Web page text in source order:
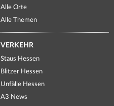
Alle Orte
Alle Themen
VERKEHR
Staus Hessen
Blitzer Hessen
Unfälle Hessen
A3 News